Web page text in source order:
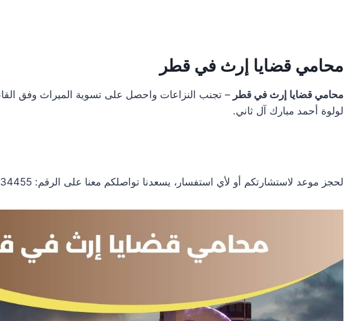
محامي قضايا إرث في قطر
محامي قضايا إرث في قطر – تجنب النزاعات واحصل على تسوية الميراث وفق
لولوة أحمد مبارك آل ثاني.
لحجز موعد لاستشارتكم أو لأي استفسار، يسعدنا تواصلكم معنا على الرقم: 0097471734455.